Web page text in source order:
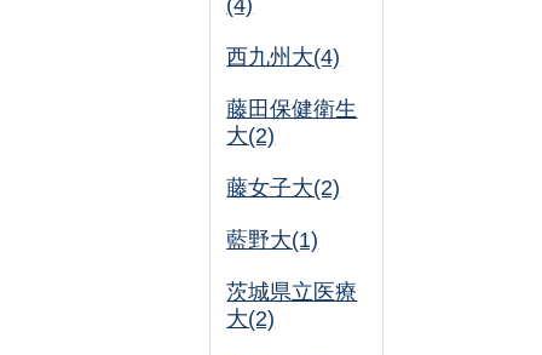
(4)
西九州大(4)
藤田保健衛生
大(2)
藤女子大(2)
藍野大(1)
茨城県立医療
大(2)